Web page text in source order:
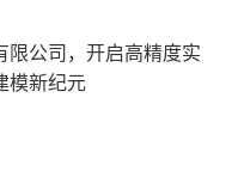
限公司，开启高精度实
模新纪元